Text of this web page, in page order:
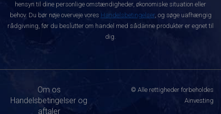
hensyn til dine personlige omstændigheder, økonomiske situation eller
behov. Du bør nøje overveje vores Handelsbetingelser, og søge uafhængig
rådgivning, før du beslutter om handel med sådanne produkter er egnet til
dig.
Om os
Handelsbetingelser og
aftaler
© Alle rettigheder forbeholdes
Ainvesting